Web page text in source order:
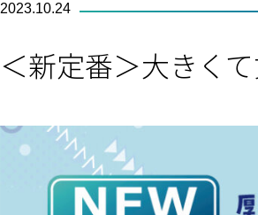
2023.10.24
＜新定番＞大きく